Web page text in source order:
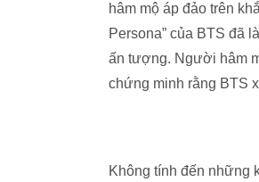
hâm mộ áp đảo trên
Persona” của BTS đã
ấn tượng. Người hâm
chứng minh rằng BTS
Không tính đến những